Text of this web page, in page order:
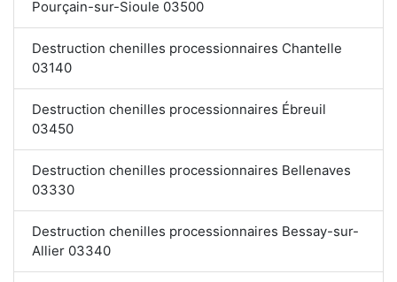
Pourçain-sur-Sioule 03500
Destruction chenilles processionnaires Chantelle
03140
Destruction chenilles processionnaires Ébreuil
03450
Destruction chenilles processionnaires Bellenaves
03330
Destruction chenilles processionnaires Bessay-sur-
Allier 03340